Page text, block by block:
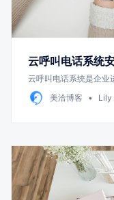
云呼叫电话系统
云呼叫电话系统是企业
美洽博客
Lily